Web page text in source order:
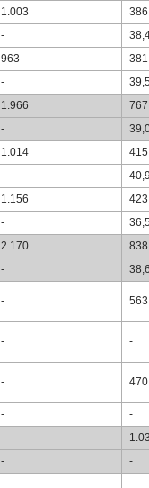
1.003 386
-
963 381
-
1.966 767
-
1.014 415
-
1.156 423
-
2.170 838
-
- 563
- -
- 470
- -
-
- -